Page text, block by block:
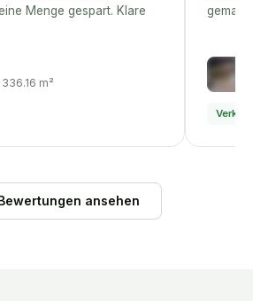
Menge gespart. Klare
m²
ansehen